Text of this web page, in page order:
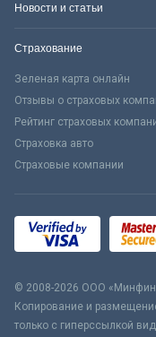
Новости и статьи
Страхование
Зеленая карта онлайн
Отзывы о страховых
Рейтинг страховых
Страховка авто
Страховые компании
© 2008-2026 ООО
Копирование и
только с гиперссылкой